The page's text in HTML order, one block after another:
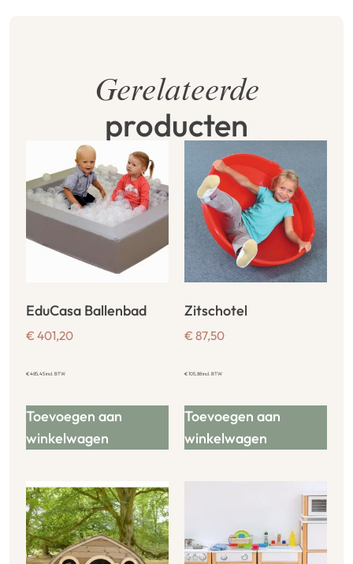
Gerelateerde
producten
EduCasa Ballenbad
€ 401,20
€485,45incl. BTW
Toevoegen aan
winkelwagen
Zitschotel
€ 87,50
€105,88incl. BTW
Toevoegen aan
winkelwagen